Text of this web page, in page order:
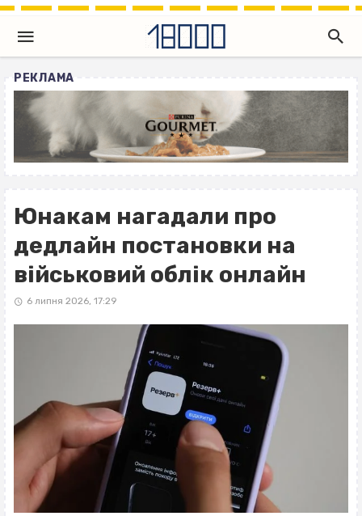
РЕКЛАМА
Юнакам нагадали про
дедлайн постановки на
військовий облік онлайн
6 липня 2026, 17:29